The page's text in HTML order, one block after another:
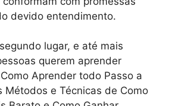
devido entendimento.
lugar, e até mais
querem aprender
Aprender todo Passo a
Métodos e Técnicas de Como